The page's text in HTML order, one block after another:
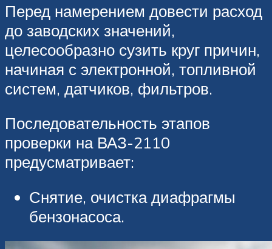
Перед намерением довести расход
до заводских значений,
целесообразно сузить круг причин,
начиная с электронной, топливной
систем, датчиков, фильтров.
Последовательность этапов
проверки на ВАЗ-2110
предусматривает:
Снятие, очистка диафрагмы
бензонасоса.